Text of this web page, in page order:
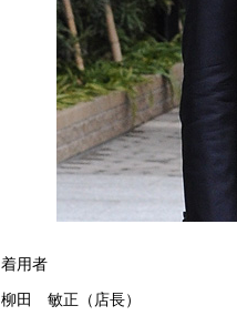
着用者
柳田　敏正（店長）